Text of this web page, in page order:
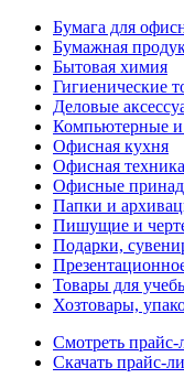
Бумага для
Бумажная
Бытовая химия
Гигиенические
Деловые
Компьютерные и
Офисная кухня
Офисная техника
Офисные
Папки и
Пишущие и
Подарки,
Товары для
Хозтовары,
Смотреть прайс-
Скачать прайс-